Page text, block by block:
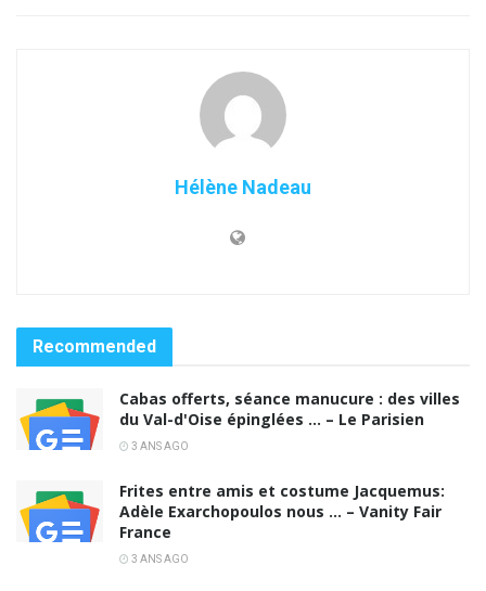
Hélène Nadeau
Recommended
Cabas offerts, séance manucure : des villes
du Val-d'Oise épinglées … – Le Parisien
3 ANS AGO
Frites entre amis et costume Jacquemus:
Adèle Exarchopoulos nous … – Vanity Fair
France
3 ANS AGO